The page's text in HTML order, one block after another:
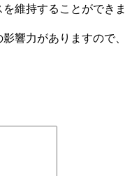
維持することができま
響力がありますので、